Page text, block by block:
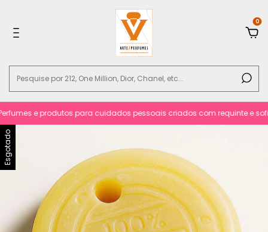
0
e produtos para cuidados pessoais criados com requinte e
Esgotado